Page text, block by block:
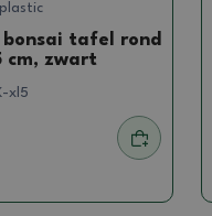
tafel rond
cm, zwart
xl5